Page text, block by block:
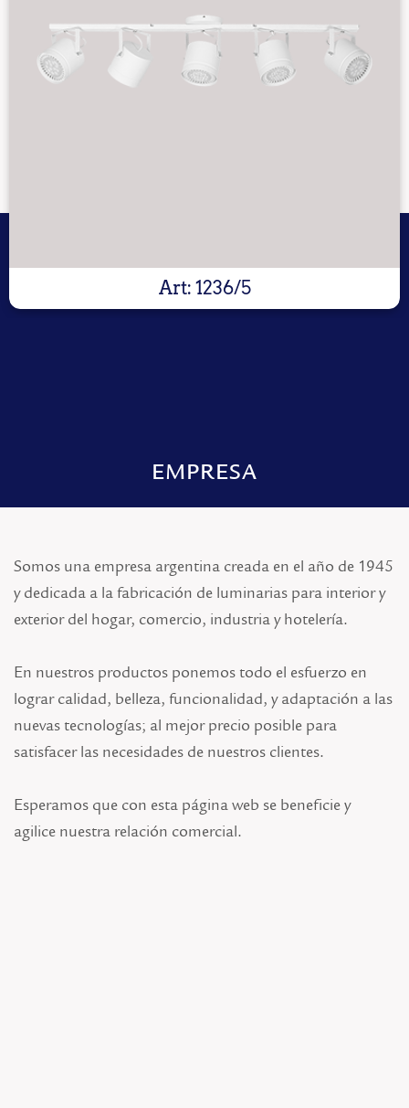
Art: 1236/5
EMPRESA
Somos una empresa argentina creada en el año de 1945
y dedicada a la fabricación de luminarias para interior y
exterior del hogar, comercio, industria y hotelería.
En nuestros productos ponemos todo el esfuerzo en
lograr calidad, belleza, funcionalidad, y adaptación a las
nuevas tecnologías; al mejor precio posible para
satisfacer las necesidades de nuestros clientes.
Esperamos que con esta página web se beneficie y
agilice nuestra relación comercial.